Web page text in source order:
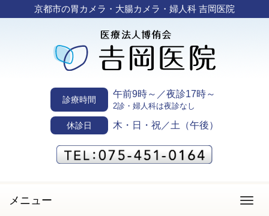
京都市の胃カメラ・大腸カメラ・婦人科 吉岡医院
診療時間
午前9時～／夜診17時～
2診・婦人科は夜診なし
休診日 木・日・祝／土（午後）
メニュー